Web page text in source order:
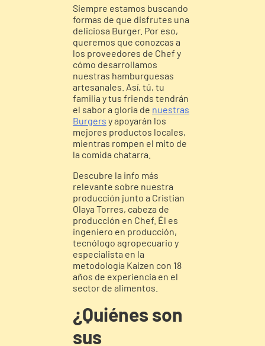
Siempre estamos buscando
formas de que disfrutes una
deliciosa Burger. Por eso,
queremos que conozcas a
los proveedores de Chef y
cómo desarrollamos
nuestras hamburguesas
artesanales. Así, tú, tu
familia y tus friends tendrán
el sabor a gloria de nuestras
Burgers y apoyarán los
mejores productos locales,
mientras rompen el mito de
la comida chatarra.
Descubre la info más
relevante sobre nuestra
producción junto a Cristian
Olaya Torres, cabeza de
producción en Chef. Él es
ingeniero en producción,
tecnólogo agropecuario y
especialista en la
metodología Kaizen con 18
años de experiencia en el
sector de alimentos.
¿Quiénes son
sus